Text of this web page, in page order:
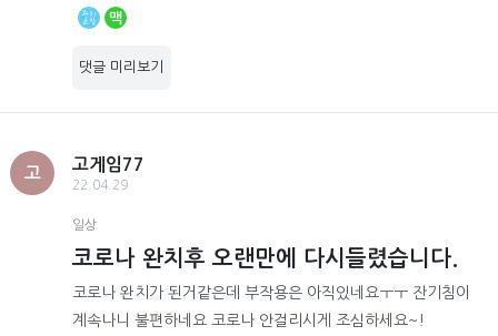
맥
댓글 미리보기
고
고게임77
22.04.29
일상
코로나 완치후 오랜만에 다시들렸습니다.
코로나 완치가 된거같은데 부작용은 아직있네요ㅜㅜ 잔기침이
계속나니 불편하네요 코로나 안걸리시게 조심하세요~!